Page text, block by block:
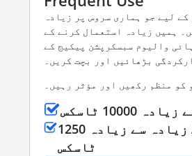
کے لیے جو ہماری سروس پر زیادہ
ہمیں زیادہ استعمال کرنے کے
والیوم سبسکرپشن پیکیج کے
بڑھائیں اور بچت کریں۔
کو منظم رکھیں اور مؤثر رہیں۔
10000 ٹاسکس
زیادہ سے زیادہ 1250 AI کی مدد سے
ٹاسکس